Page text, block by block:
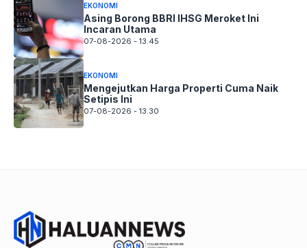
EKONOMI
Asing Borong BBRI IHSG Meroket Ini
Incaran Utama
07-08-2026 - 13.45
EKONOMI
Mengejutkan Harga Properti Cuma Naik
Setipis Ini
07-08-2026 - 13.30